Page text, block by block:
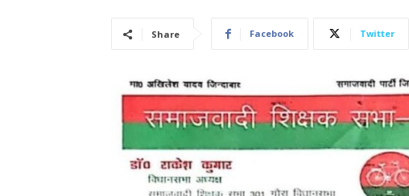
Share Facebook Twitter